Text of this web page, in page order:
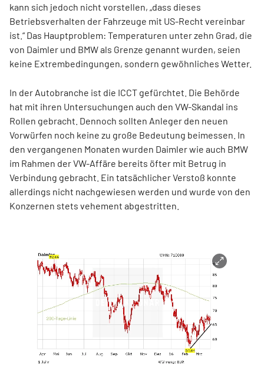
kann sich jedoch nicht vorstellen, „dass dieses
Betriebsverhalten der Fahrzeuge mit US-Recht vereinbar
ist.“ Das Hauptproblem: Temperaturen unter zehn Grad, die
von Daimler und BMW als Grenze genannt wurden, seien
keine Extrembedingungen, sondern gewöhnliches Wetter.
In der Autobranche ist die ICCT gefürchtet. Die Behörde
hat mit ihren Untersuchungen auch den VW-Skandal ins
Rollen gebracht. Dennoch sollten Anleger den neuen
Vorwürfen noch keine zu große Bedeutung beimessen. In
den vergangenen Monaten wurden Daimler wie auch BMW
im Rahmen der VW-Affäre bereits öfter mit Betrug in
Verbindung gebracht. Ein tatsächlicher Verstoß konnte
allerdings nicht nachgewiesen werden und wurde von den
Konzernen stets vehement abgestritten.